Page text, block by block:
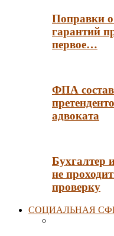
Поправки о
гарантий
первое…
ФПА
адвоката
Бухгалтер
не
проверку
СОЦИАЛЬНАЯ